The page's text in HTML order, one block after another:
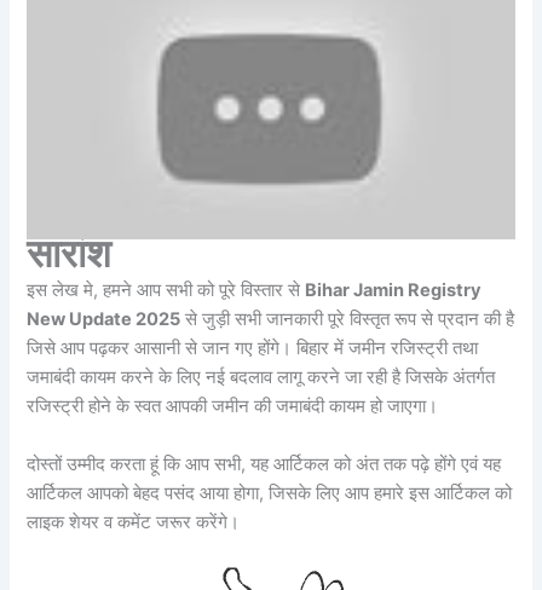
सारांश
इस लेख मे, हमने आप सभी को पूरे विस्तार से Bihar Jamin Registry
New Update 2025 से जुड़ी सभी जानकारी पूरे विस्तृत रूप से प्रदान की है
जिसे आप पढ़कर आसानी से जान गए होंगे। बिहार में जमीन रजिस्ट्री तथा
जमाबंदी कायम करने के लिए नई बदलाव लागू करने जा रही है जिसके अंतर्गत
रजिस्ट्री होने के स्वत आपकी जमीन की जमाबंदी कायम हो जाएगा।
दोस्तों उम्मीद करता हूं कि आप सभी, यह आर्टिकल को अंत तक पढ़े होंगे एवं यह
आर्टिकल आपको बेहद पसंद आया होगा, जिसके लिए आप हमारे इस आर्टिकल को
लाइक शेयर व कमेंट जरूर करेंगे।